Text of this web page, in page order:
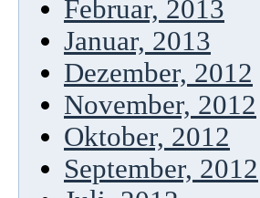
Februar, 2013
Januar, 2013
Dezember, 2012
November, 2012
Oktober, 2012
September, 2012